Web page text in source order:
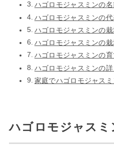
ハゴロモジャスミンの
ハゴロモジャスミンの
ハゴロモジャスミンの
ハゴロモジャスミンの
ハゴロモジャスミンの
ハゴロモジャスミンの
家庭でハゴロモジャス
ハゴロモジャスミ